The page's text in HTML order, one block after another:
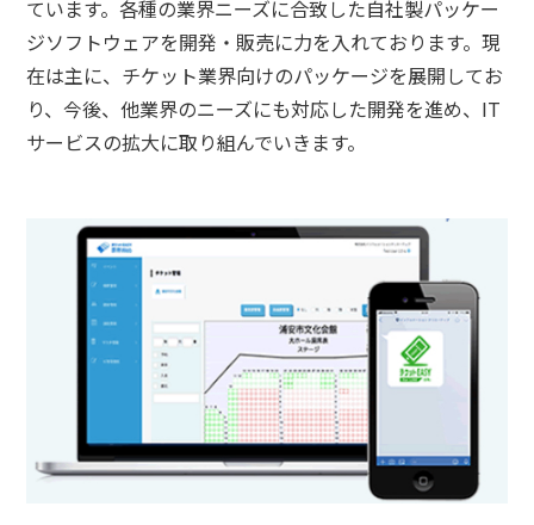
ています。各種の業界ニーズに合致した自社製パッケー
ジソフトウェアを開発・販売に力を入れております。現
在は主に、チケット業界向けのパッケージを展開してお
り、今後、他業界のニーズにも対応した開発を進め、IT
サービスの拡大に取り組んでいきます。